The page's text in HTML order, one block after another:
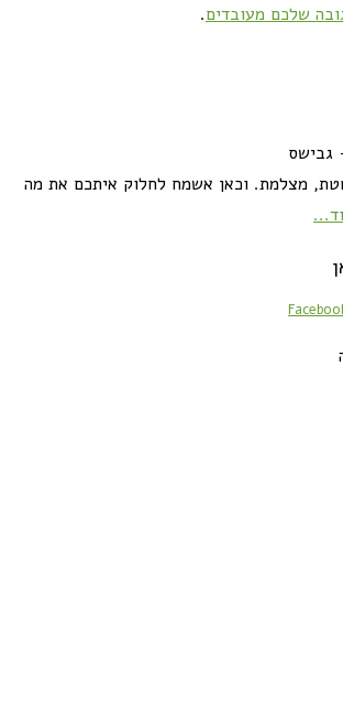
שלכם מעובדים.
גבישס
מצלמת. וכאן אשמח לחלוק איתכם את מה